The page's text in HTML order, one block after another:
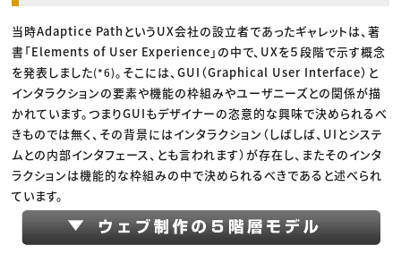
当時Adaptice PathというUX会社の設立者であったギャレットは、著
書「Elements of User Experience」の中で、UXを５段階で示す概念
を発表しました(*6)。そこには、GUI（Graphical User Interface）と
インタラクションの要素や機能の枠組みやユーザニーズとの関係が描
かれています。つまりGUIもデザイナーの恣意的な興味で決められるべ
きものでは無く、その背景にはインタラクション（しばしば、UIとシステ
ムとの内部インタフェース、とも言われます）が存在し、またそのインタ
ラクションは機能的な枠組みの中で決められるべきであると述べられ
ています。